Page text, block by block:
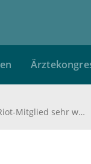
Charité: Vergiftung von Pussy-Riot-Mitglied sehr wahrscheinlich